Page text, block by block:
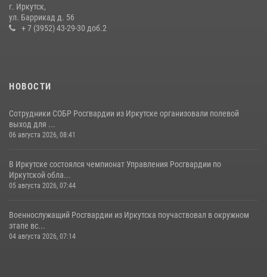
В Иркутске сотрудники вневедомственной охраны Росгвардии
приняли участие в благотворительной акции
г. Иркутск,
ул. Баррикад д. 56
+ 7 (3952) 43-29-30 доб.2
НОВОСТИ
Сотрудники СОБР Росгвардии из Иркутске организовали полевой
выход для ...
06 августа 2026, 08:41
В Иркутске состоялся чемпионат Управления Росгвардии по
Иркутской обла...
05 августа 2026, 07:44
Военнослужащий Росгвардии из Иркутска поучаствовал в окружном
этапе вс...
04 августа 2026, 07:14